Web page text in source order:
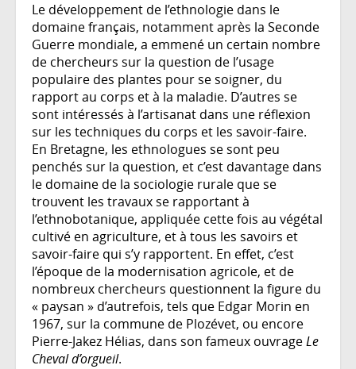
Le développement de l’ethnologie dans le
domaine français, notamment après la Seconde
Guerre mondiale, a emmené un certain nombre
de chercheurs sur la question de l’usage
populaire des plantes pour se soigner, du
rapport au corps et à la maladie. D’autres se
sont intéressés à l’artisanat dans une réflexion
sur les techniques du corps et les savoir-faire.
En Bretagne, les ethnologues se sont peu
penchés sur la question, et c’est davantage dans
le domaine de la sociologie rurale que se
trouvent les travaux se rapportant à
l’ethnobotanique, appliquée cette fois au végétal
cultivé en agriculture, et à tous les savoirs et
savoir-faire qui s’y rapportent. En effet, c’est
l’époque de la modernisation agricole, et de
nombreux chercheurs questionnent la figure du
« paysan » d’autrefois, tels que Edgar Morin en
1967, sur la commune de Plozévet, ou encore
Pierre-Jakez Hélias, dans son fameux ouvrageLe
Cheval d’orgueil.